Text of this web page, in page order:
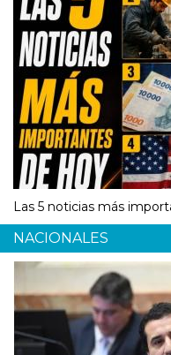
Las 5 noticias más
NACIONALES